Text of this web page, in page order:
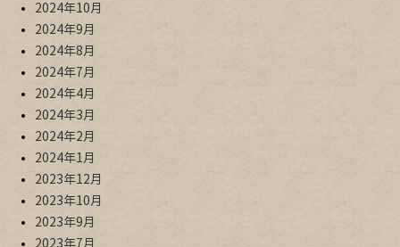
2024年10月
2024年9月
2024年8月
2024年7月
2024年4月
2024年3月
2024年2月
2024年1月
2023年12月
2023年10月
2023年9月
2023年7月